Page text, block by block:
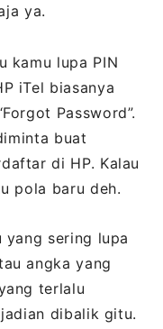
ya.
kamu lupa PIN
iTel biasanya
Password”.
buat
di HP. Kalau
pola baru deh.
yang sering lupa
angka yang
terlalu
dibalik gitu.